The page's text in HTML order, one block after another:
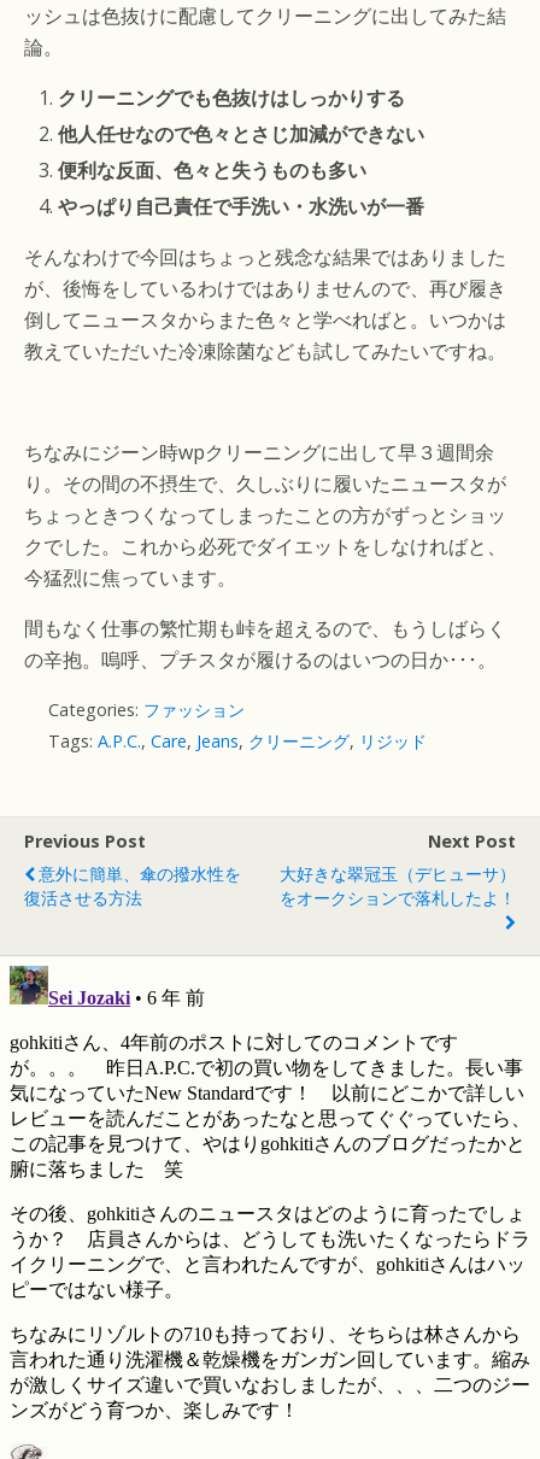
ッシュは色抜けに配慮してクリーニングに出してみた結
論。
クリーニングでも色抜けはしっかりする
他人任せなので色々とさじ加減ができない
便利な反面、色々と失うものも多い
やっぱり自己責任で手洗い・水洗いが一番
そんなわけで今回はちょっと残念な結果ではありました
が、後悔をしているわけではありませんので、再び履き
倒してニュースタからまた色々と学べればと。いつかは
教えていただいた冷凍除菌なども試してみたいですね。
ちなみにジーン時wpクリーニングに出して早３週間余
り。その間の不摂生で、久しぶりに履いたニュースタが
ちょっときつくなってしまったことの方がずっとショッ
クでした。これから必死でダイエットをしなければと、
今猛烈に焦っています。
間もなく仕事の繁忙期も峠を超えるので、もうしばらく
の辛抱。嗚呼、プチスタが履けるのはいつの日か･･･。
Categories: ファッション
Tags: A.P.C., Care, Jeans, クリーニング, リジッド
Previous Post
意外に簡単、傘の撥水性を
復活させる方法
Next Post
大好きな翠冠玉（デヒューサ）
をオークションで落札したよ！